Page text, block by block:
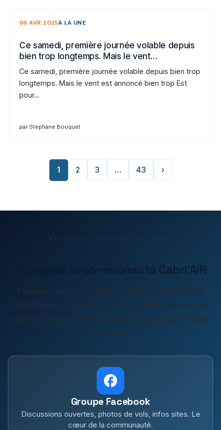
06 AVR 2025À LA UNE
Ce samedi, première journée volable depuis
bien trop longtemps. Mais le vent…
Ce samedi, première journée volable depuis bien trop
longtemps. Mais le vent est annoncé bien trop Est
pour…
par Stéphane Bouquet
1 2 3 … 43 ›
REJOINDRE LE CLUB EN LIGNE
Rejoignez la communauté Cabri'AIR
Partagez vos vols, posez vos questions, restez
informé des conditions et des sorties. Que vous
soyez membre actif ou simple passionné, on vous
attend !
Groupe Facebook
Discussions ouvertes, photos de vols, infos sites. Le
cœur de la communauté.